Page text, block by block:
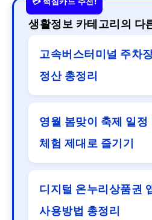
생활정보 카테고리의 다
고속버스터미널 주차
정산 총정리
영월 봄맞이 축제 일
체험 제대로 즐기기
디지털 온누리상품권
사용방법 총정리